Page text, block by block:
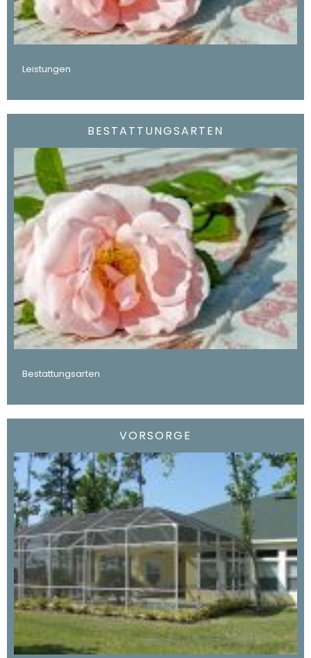
Leistungen
BESTATTUNGSARTEN
Bestattungsarten
VORSORGE